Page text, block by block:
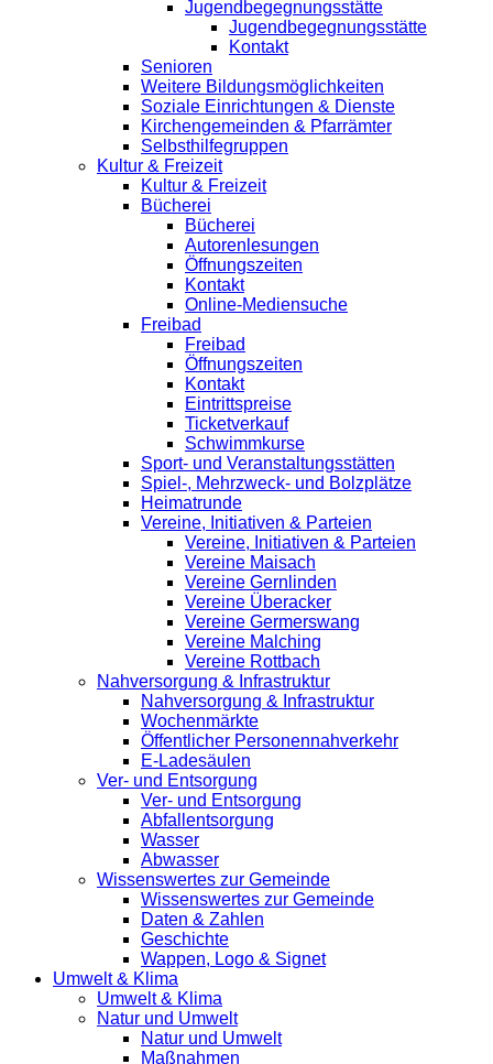
Jugendbegegnungsstätte
Jugendbegegnungsstätte
Kontakt
Senioren
Weitere Bildungsmöglichkeiten
Soziale Einrichtungen & Dienste
Kirchengemeinden & Pfarrämter
Selbsthilfegruppen
Kultur & Freizeit
Kultur & Freizeit
Bücherei
Bücherei
Autorenlesungen
Öffnungszeiten
Kontakt
Online-Mediensuche
Freibad
Freibad
Öffnungszeiten
Kontakt
Eintrittspreise
Ticketverkauf
Schwimmkurse
Sport- und Veranstaltungsstätten
Spiel-, Mehrzweck- und Bolzplätze
Heimatrunde
Vereine, Initiativen & Parteien
Vereine, Initiativen & Parteien
Vereine Maisach
Vereine Gernlinden
Vereine Überacker
Vereine Germerswang
Vereine Malching
Vereine Rottbach
Nahversorgung & Infrastruktur
Nahversorgung & Infrastruktur
Wochenmärkte
Öffentlicher Personennahverkehr
E-Ladesäulen
Ver- und Entsorgung
Ver- und Entsorgung
Abfallentsorgung
Wasser
Abwasser
Wissenswertes zur Gemeinde
Wissenswertes zur Gemeinde
Daten & Zahlen
Geschichte
Wappen, Logo & Signet
Umwelt & Klima
Umwelt & Klima
Natur und Umwelt
Natur und Umwelt
Maßnahmen